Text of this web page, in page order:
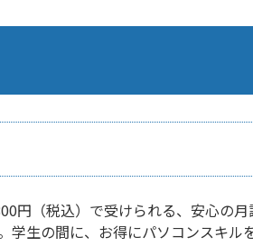
円（税込）で受けられる、安心の月
学生の間に、お得にパソコンスキル